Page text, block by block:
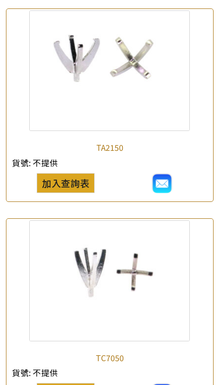
* e-mail
*聯絡電話
TA2150
貨號: 不提供
加入查詢表
TC7050
貨號: 不提供